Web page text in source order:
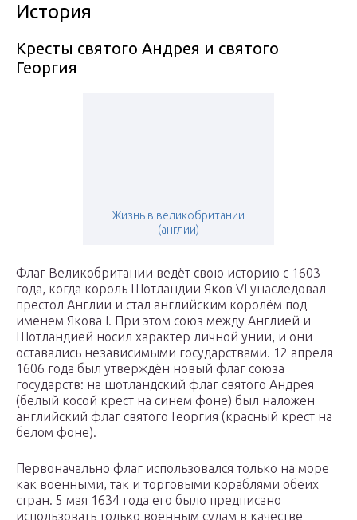
История
Кресты святого Андрея и святого
Георгия
Жизнь в великобритании
(англии)
Флаг Великобритании ведёт свою историю с 1603
года, когда король Шотландии Яков VI унаследовал
престол Англии и стал английским королём под
именем Якова I. При этом союз между Англией и
Шотландией носил характер личной унии, и они
оставались независимыми государствами. 12 апреля
1606 года был утверждён новый флаг союза
государств: на шотландский флаг святого Андрея
(белый косой крест на синем фоне) был наложен
английский флаг святого Георгия (красный крест на
белом фоне).
Первоначально флаг использовался только на море
как военными, так и торговыми кораблями обеих
стран. 5 мая 1634 года его было предписано
использовать только военным судам в качестве